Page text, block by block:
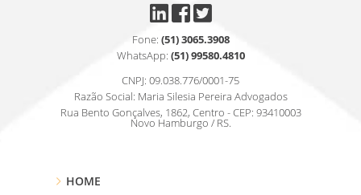
Fone: (51) 3065.3908
WhatsApp: (51) 99580.4810
CNPJ: 09.038.776/0001-75
Razão Social: Maria Silesia Pereira Advogados
Rua Bento Gonçalves, 1862, Centro - CEP: 93410003
Novo Hamburgo / RS.
HOME